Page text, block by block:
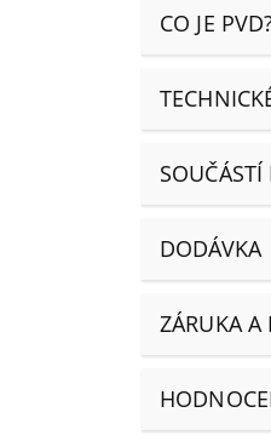
CO JE
DODÁVKA
ZÁRUKA A